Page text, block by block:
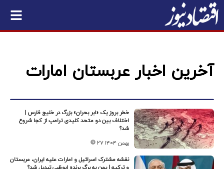
آخرین اخبار عربستان امارات
خطر بروز یک «ابر بحران» بزرگ در خلیج فارس |
اختلاف بین دو متحد کلیدی ترامپ از کجا شروع
شد؟
۲۷ بهمن ۱۴۰۴
نقشه مشترک اسرائیل و امارات علیه ایران، عربستان